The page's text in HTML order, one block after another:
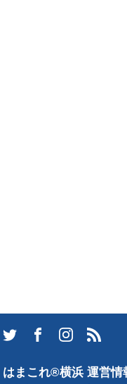
はまこれ®横浜 運営情